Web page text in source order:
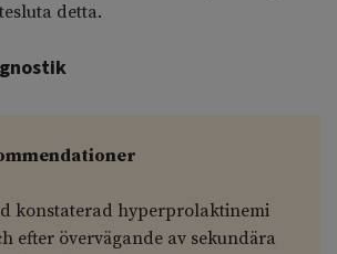
detta.
konstaterad hyperprolaktinemi
efter övervägande av sekundära